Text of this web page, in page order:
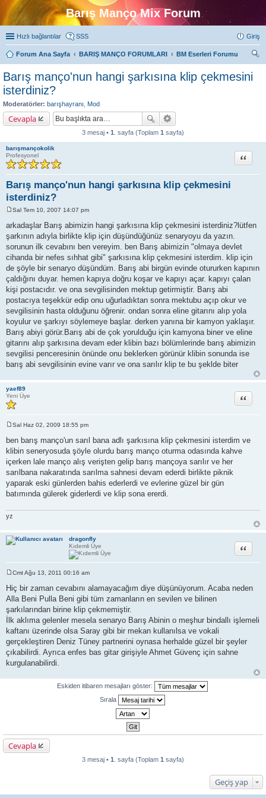
Barış Manço Mix Forum
Hızlı bağlantılar SSS Giriş
Forum Ana Sayfa BARIŞ MANÇO FORUMLARI
BM Eserleri Forumu
Barış manço'nun hangi şarkısına klip çekmesini
isterdiniz?
Moderatörler: barışhayranı Mod
Cevapla
3 mesaj • 1 . sayfa (Toplam 1 sayfa)
barışmançokolik
Profesyonel
Barış manço'nun hangi şarkısına klip çekmesini
isterdiniz?
Alıntı
e
s
a
Sal Tem 10, 2007 14:07 pm
arkadaşlar Barış abimizin hangi şarkısına klip çekmesini isterdiniz?lütfen
şarkının adıyla birlikte klip için düşündüğünüz senaryoyu da yazın.
sorunun ilk cevabını ben vereyim. ben Barış abimizin "olmaya devlet
cihanda bir nefes sıhhat gibi" şarkısına klip çekmesini isterdim. klip için
de şöyle bir senaryo düşündüm. Barış abi birgün evinde otururken kapının
çaldığını duyar. hemen kapıya doğru koşar ve kapıyı açar. kapıyı çalan
kişi postacıdır. ve ona sevgilisinden mektup getirmiştir. Barış abi
postacıya teşekkür edip onu uğurladıktan sonra mektubu açıp okur ve
sevgilisinin hasta olduğunu öğrenir. ondan sonra eline gitarını alıp yola
koyulur ve şarkıyı söylemeye başlar. derken yanına bir kamyon yaklaşır.
Barış abiyi görür.Barış abi de çok yorulduğu için kamyona biner ve eline
gitarını alıp şarkısına devam eder klibin bazı bölümlerinde barış abimizin
sevgilisi penceresinin önünde onu beklerken görünür klibin sonunda ise
barış abi sevgilisinin evine varır ve ona sarılır klip te bu şeklde biter
yaef89
Yeni Üye
Alıntı
s
a
Sal Haz 02, 2009 18:55 pm
ben barış manço'un sarıl bana adlı şarkısına klip çekmesini isterdim ve
klibin seneryosuda şöyle olurdu barış manço oturma odasında kahve
içerken lale manço alış verişten gelip barış mançoya sarılır ve her
sarılbana nakaratında sarılma sahnesi devam ederdi birlikte piknik
yaparak eski günlerden bahis ederlerdi ve evlerine güzel bir gün
batımında gülerek giderlerdi ve klip sona ererdi.
yz
dragonfly
Kıdemli Üye
Alıntı
e
s
a
j
Cmt Ağu 13, 2011 00:16 am
Hiç bir zaman cevabını alamayacağım diye düşünüyorum. Acaba neden
Alla Beni Pulla Beni gibi tüm zamanların en sevilen ve bilinen
şarkılarından birine klip çekmemiştir.
İlk aklıma gelenler mesela senaryo Barış Abinin o meşhur bindallı işlemeli
kaftanı üzerinde olsa Saray gibi bir mekan kullanılsa ve vokali
gerçekleştiren Deniz Tüney partnerini oynasa herhalde güzel bir şeyler
çıkabilirdi. Ayrıca enfes bas gitar girişiyle Ahmet Güvenç için sahne
kurgulanabilirdi.
Eskiden itibaren mesajları göster:
Sırala
Cevapla
3 mesaj • 1 . sayfa (Toplam 1 sayfa)
Geçiş yap